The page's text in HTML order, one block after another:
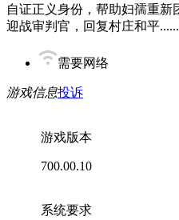
自证正义身份，帮助妇孺重新
迎战审判官，回复村庄和平......
需要网络
游戏信息投诉
游戏版本
700.00.10
系统要求